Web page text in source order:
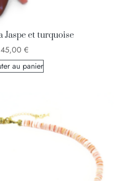
Jaspe et turquoise
45,00 €
au panier